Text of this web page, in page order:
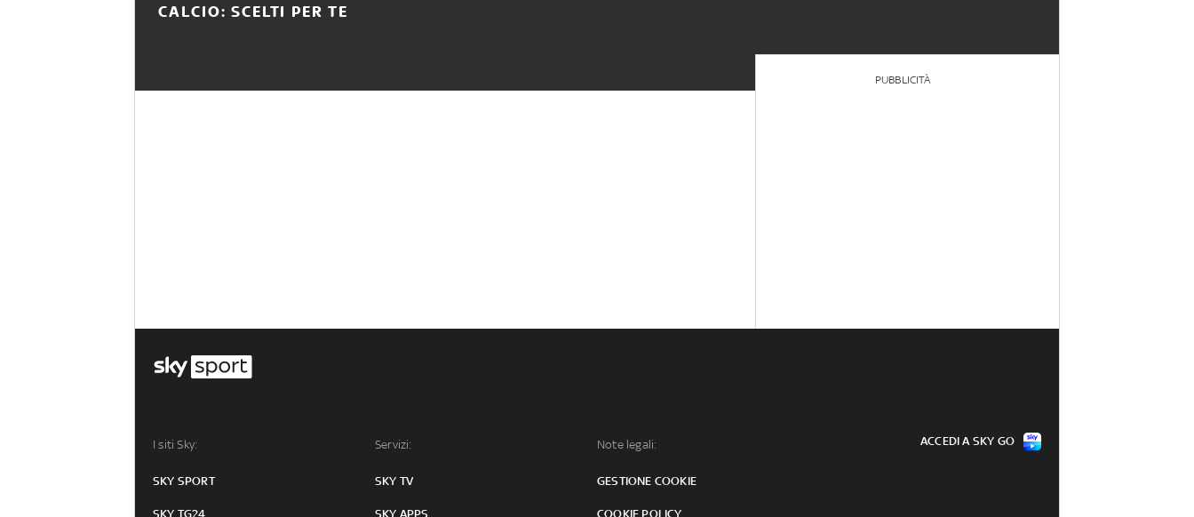
CALCIO: SCELTI PER TE
PUBBLICITÀ
I siti Sky:
SKY SPORT
SKY TG24
Servizi:
SKY TV
SKY APPS
Note legali:
GESTIONE COOKIE
COOKIE POLICY
ACCEDI A SKY GO